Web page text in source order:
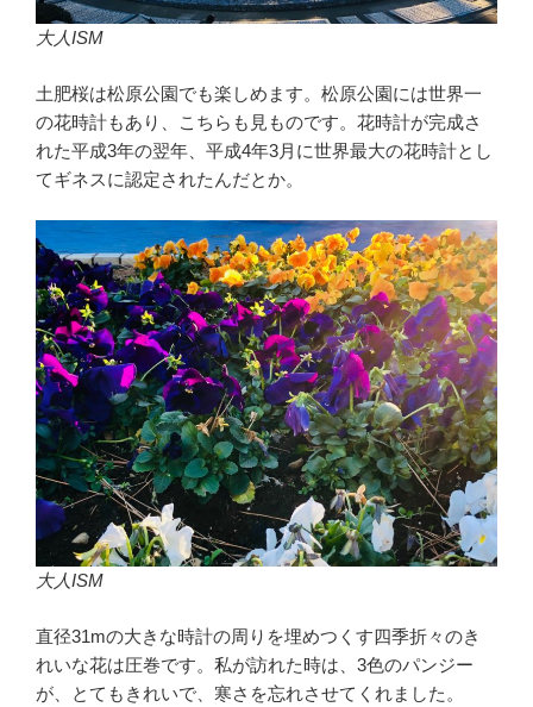
大人ISM
土肥桜は松原公園でも楽しめます。松原公園には世界一
の花時計もあり、こちらも見ものです。花時計が完成さ
れた平成3年の翌年、平成4年3月に世界最大の花時計とし
てギネスに認定されたんだとか。
大人ISM
直径31mの大きな時計の周りを埋めつくす四季折々のき
れいな花は圧巻です。私が訪れた時は、3色のパンジー
が、とてもきれいで、寒さを忘れさせてくれました。